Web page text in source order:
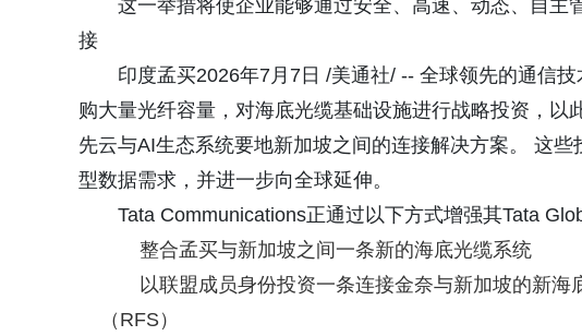
这一举措将使企业能够通过安全、高速、动态、自
接
印度孟买2026年7月7日 /美通社/ -- 全球领先的通信
购大量光纤容量，对海底光缆基础设施进行战略投资，
先云与AI生态系统要地新加坡之间的连接解决方案。 这
型数据需求，并进一步向全球延伸。
Tata Communications正通过以下方式增强其Tata
整合孟买与新加坡之间一条新的海底光缆系统
以联盟成员身份投资一条连接金奈与新加坡的新
（RFS）